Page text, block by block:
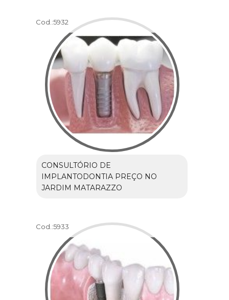
Cod.:5932
CONSULTÓRIO DE
IMPLANTODONTIA PREÇO NO
JARDIM MATARAZZO
Cod.:5933